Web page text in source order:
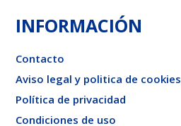
INFORMACIÓN
Contacto
Aviso legal y politica de cookies
Política de privacidad
Condiciones de uso